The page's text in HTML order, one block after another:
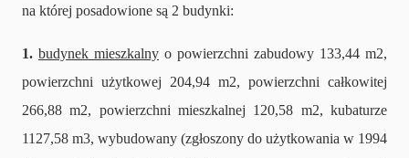
na której posadowione są 2 budynki:
1. budynek mieszkalny o powierzchni zabudowy 133,44 m2,
powierzchni użytkowej 204,94 m2, powierzchni całkowitej
266,88 m2, powierzchni mieszkalnej 120,58 m2, kubaturze
1127,58 m3, wybudowany (zgłoszony do użytkowania w 1994